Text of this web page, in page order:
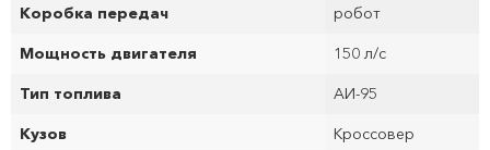
Коробка передач робот
Мощность двигателя 150 л/с
Тип топлива АИ-95
Кузов Кроссовер